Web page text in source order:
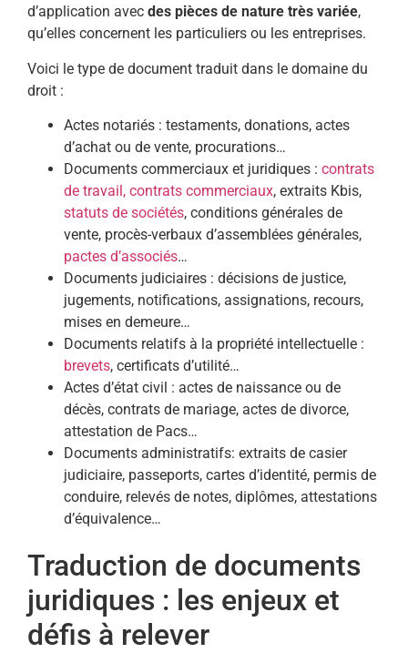
d’application avec des pièces de nature très variée,
qu’elles concernent les particuliers ou les entreprises.
Voici le type de document traduit dans le domaine du
droit :
Actes notariés : testaments, donations, actes
d’achat ou de vente, procurations…
Documents commerciaux et juridiques : contrats
de travail, contrats commerciaux, extraits Kbis,
statuts de sociétés, conditions générales de
vente, procès-verbaux d’assemblées générales,
pactes d’associés…
Documents judiciaires : décisions de justice,
jugements, notifications, assignations, recours,
mises en demeure…
Documents relatifs à la propriété intellectuelle :
brevets, certificats d’utilité…
Actes d’état civil : actes de naissance ou de
décès, contrats de mariage, actes de divorce,
attestation de Pacs…
Documents administratifs: extraits de casier
judiciaire, passeports, cartes d’identité, permis de
conduire, relevés de notes, diplômes, attestations
d’équivalence…
Traduction de documents
juridiques : les enjeux et
défis à relever